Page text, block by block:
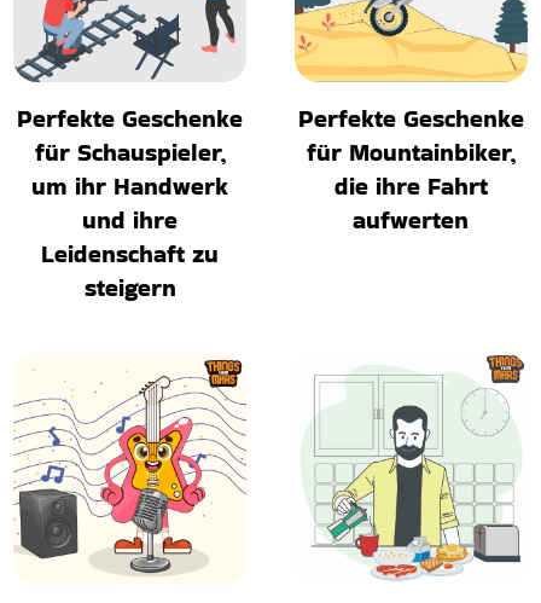
Perfekte Geschenke
für Schauspieler,
um ihr Handwerk
und ihre
Leidenschaft zu
steigern
Perfekte Geschenke
für Mountainbiker,
die ihre Fahrt
aufwerten